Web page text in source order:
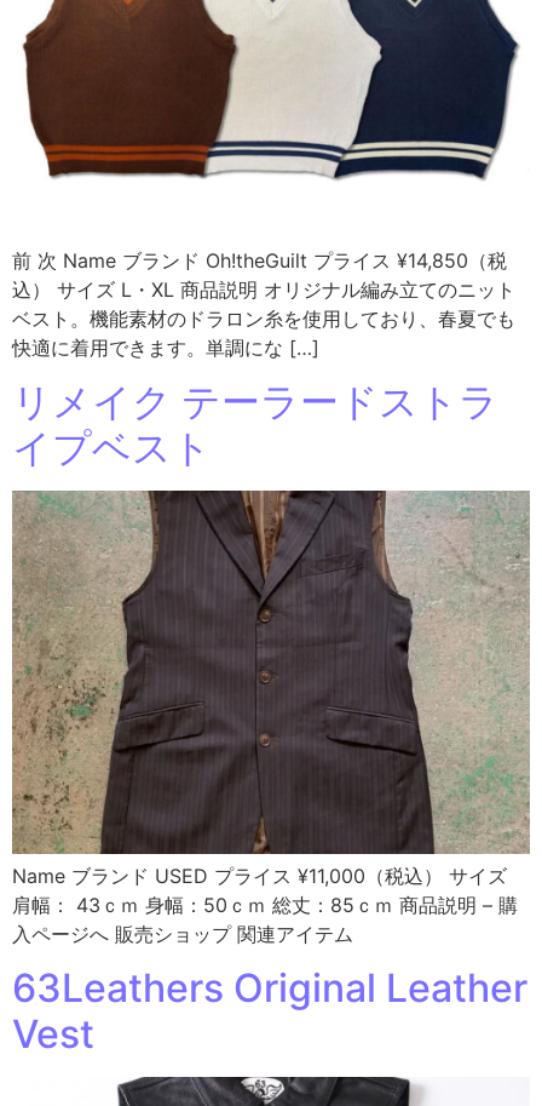
前 次 Name ブランド Oh!theGuilt プライス ¥14,850（税
込） サイズ L・XL 商品説明 オリジナル編み立てのニット
ベスト。機能素材のドラロン糸を使用しており、春夏でも
快適に着用できます。単調にな […]
リメイク テーラードストラ
イプベスト
Name ブランド USED プライス ¥11,000（税込） サイズ
肩幅： 43ｃｍ 身幅：50ｃｍ 総丈：85ｃｍ 商品説明 – 購
入ページへ 販売ショップ 関連アイテム
63Leathers Original Leather
Vest